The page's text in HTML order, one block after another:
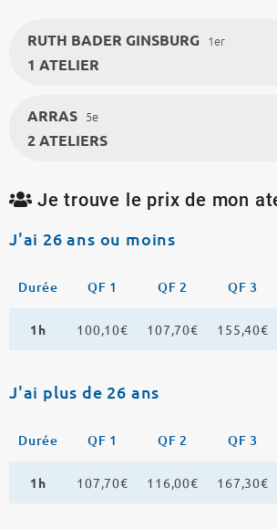
RUTH BADER GINSBURG 1er
1 ATELIER
ARRAS 5e
2 ATELIERS
Je trouve le prix de mon
J'ai 26 ans ou moins
Durée QF 1 QF 2 QF 3
1h 100,10€ 107,70€ 155,40€
J'ai plus de 26 ans
Durée QF 1 QF 2 QF 3
1h 107,70€ 116,00€ 167,30€